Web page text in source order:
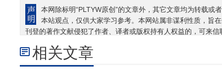
本网除标明“PLTYW原创”的文章外，其它文章均为转载
本站观点，仅供大家学习参考。本网站属非谋利性质，旨
刊登的著作文献侵犯了作者、译者或版权持有人权益的，可来
相关文章